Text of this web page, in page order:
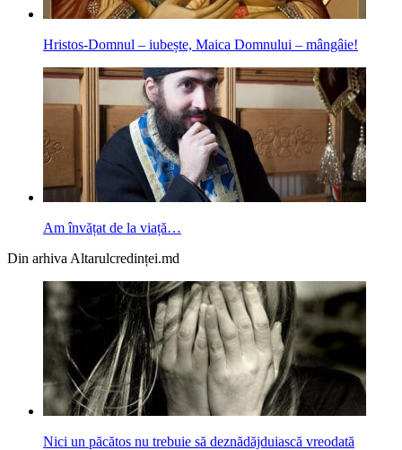
Hristos-Domnul – iubește, Maica Domnului – mângâie!
Am învățat de la viață…
Din arhiva Altarulcredinței.md
Nici un păcătos nu trebuie să deznădăjduiască vreodată